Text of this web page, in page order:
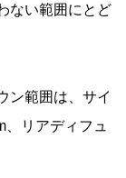
ない範囲にとど
ン範囲は、サイ
リアディフュ